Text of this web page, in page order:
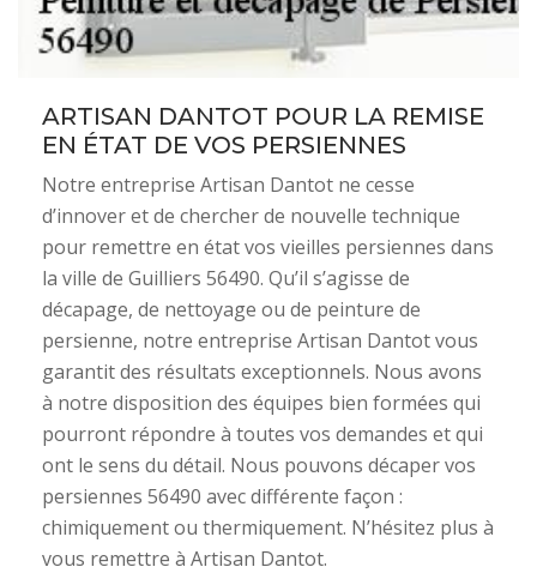
ARTISAN DANTOT POUR LA REMISE
EN ÉTAT DE VOS PERSIENNES
Notre entreprise Artisan Dantot ne cesse
d’innover et de chercher de nouvelle technique
pour remettre en état vos vieilles persiennes dans
la ville de Guilliers 56490. Qu’il s’agisse de
décapage, de nettoyage ou de peinture de
persienne, notre entreprise Artisan Dantot vous
garantit des résultats exceptionnels. Nous avons
à notre disposition des équipes bien formées qui
pourront répondre à toutes vos demandes et qui
ont le sens du détail. Nous pouvons décaper vos
persiennes 56490 avec différente façon :
chimiquement ou thermiquement. N’hésitez plus à
vous remettre à Artisan Dantot.